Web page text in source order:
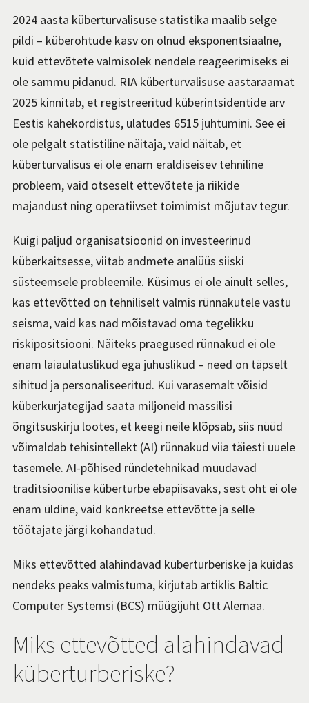
2024 aasta küberturvalisuse statistika maalib selge
pildi – küberohtude kasv on olnud eksponentsiaalne,
kuid ettevõtete valmisolek nendele reageerimiseks ei
ole sammu pidanud. RIA küberturvalisuse aastaraamat
2025 kinnitab, et registreeritud küberintsidentide arv
Eestis kahekordistus, ulatudes 6515 juhtumini. See ei
ole pelgalt statistiline näitaja, vaid näitab, et
küberturvalisus ei ole enam eraldiseisev tehniline
probleem, vaid otseselt ettevõtete ja riikide
majandust ning operatiivset toimimist mõjutav tegur.
Kuigi paljud organisatsioonid on investeerinud
küberkaitsesse, viitab andmete analüüs siiski
süsteemsele probleemile. Küsimus ei ole ainult selles,
kas ettevõtted on tehniliselt valmis rünnakutele vastu
seisma, vaid kas nad mõistavad oma tegelikku
riskipositsiooni. Näiteks praegused rünnakud ei ole
enam laiaulatuslikud ega juhuslikud – need on täpselt
sihitud ja personaliseeritud. Kui varasemalt võisid
küberkurjategijad saata miljoneid massilisi
õngitsuskirju lootes, et keegi neile klõpsab, siis nüüd
võimaldab tehisintellekt (AI) rünnakud viia täiesti uuele
tasemele. AI-põhised ründetehnikad muudavad
traditsioonilise küberturbe ebapiisavaks, sest oht ei ole
enam üldine, vaid konkreetse ettevõtte ja selle
töötajate järgi kohandatud.
Miks ettevõtted alahindavad küberturberiske ja kuidas
nendeks peaks valmistuma, kirjutab artiklis Baltic
Computer Systemsi (BCS) müügijuht Ott Alemaa.
Miks ettevõtted alahindavad
küberturberiske?